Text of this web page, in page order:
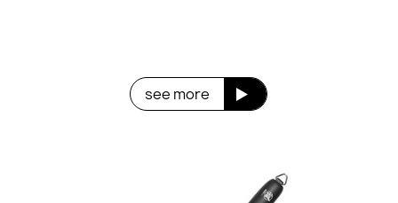
see more